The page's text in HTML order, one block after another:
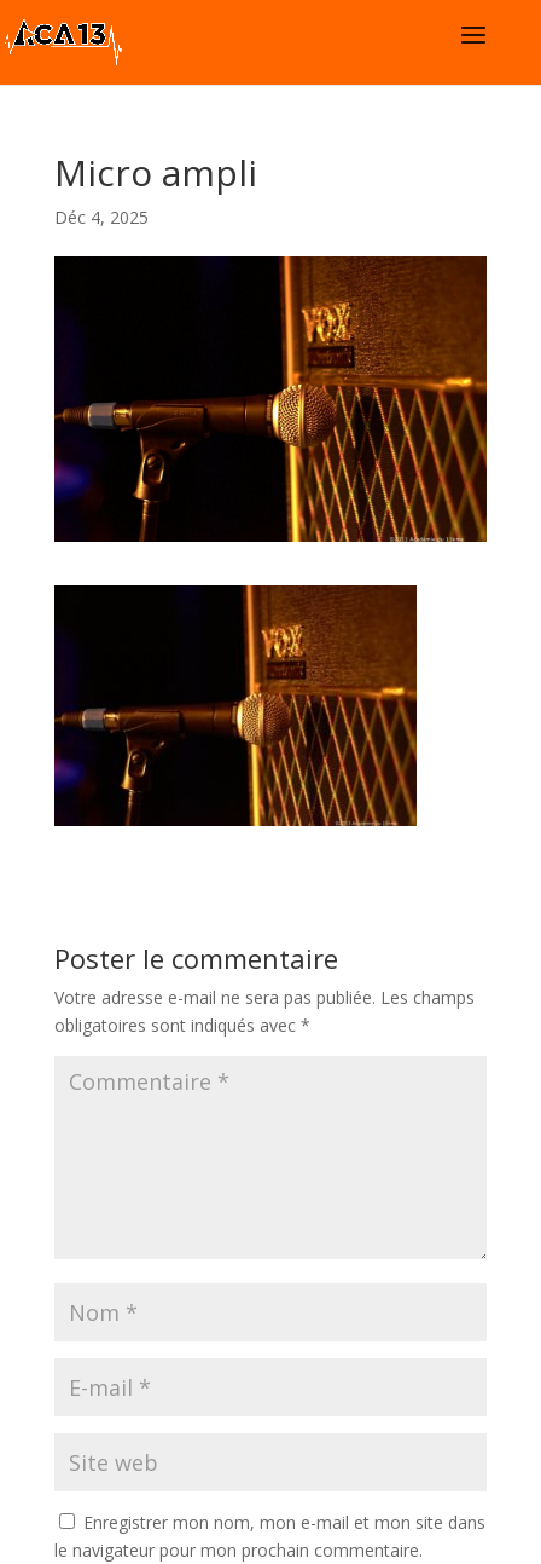
Micro ampli
Déc 4, 2025
Poster le commentaire
Votre adresse e-mail ne sera pas publiée. Les champs
obligatoires sont indiqués avec *
Enregistrer mon nom, mon e-mail et mon site dans
le navigateur pour mon prochain commentaire.